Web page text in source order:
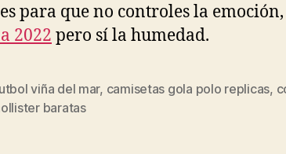
para que no controles la emoción,
2022 pero sí la humedad.
viña del mar, camisetas gola polo replicas,
baratas